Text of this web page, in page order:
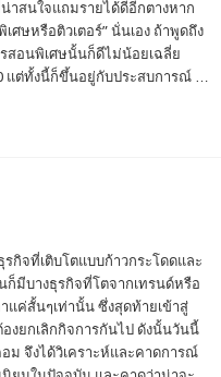
าสนใจแถมรายได้ดีอีกตางหาก
ศษหรือติวเตอร์” นั่นเอง ถ้าพูดถึง
รสอนพิเศษนั้นก็ดีไม่น้อยเฉลี่ย
แต่ทั้งนี้ก็ขึ้นอยู่กับประสบการณ์ …
กิจที่เติบโตแบบก้าวกระโดดและ
ก็มีบางธุรกิจที่โตจากเทรนด์หรือ
าแค่สั้นๆเท่านั้น ซึ่งสุดท้ายเข้าสู่
งยกเลิกกิจการกันไป ดังนั้นวันนี้
ม จึงได้วิเคราะห์และคาดการณ์